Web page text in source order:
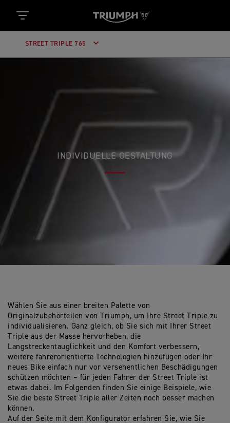
STREET TRIPLE 765
INDIVIDUELLE GESTALTUNG
Wählen Sie aus einer breiten Palette von
Originalzubehörteilen von Triumph, um Ihre Street Triple zu
individualisieren. Ganz gleich, ob Sie sich mit Ihrer Street
Triple aus der Masse hervorheben, die
Langstreckentauglichkeit und den Komfort verbessern,
weitere fahrerorientierte Technologien hinzufügen oder Ihr
neues Bike einfach nur vor versehentlichen Beschädigungen
schützen möchten – für jeden Fahrer der Street Triple ist
etwas dabei. Im Folgenden finden Sie einige Beispiele, wie
Sie die beste Street Triple aller Zeiten noch besser machen
können.
Auf der Seite mit dem Konfigurator erfahren Sie, wie Sie